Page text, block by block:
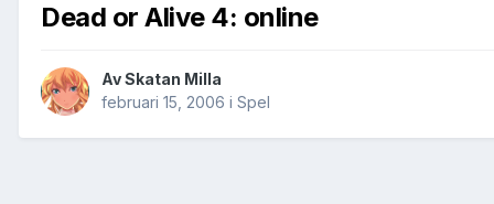
Dead or Alive 4: online
AvSkatan Milla
februari 15, 2006 i Spel